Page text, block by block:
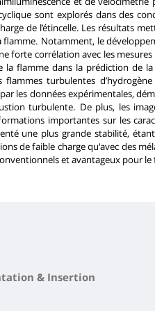
sont explorés dans des
de l’étincelle. Les résultats
Notamment, le
forte corrélation avec les
la flamme dans la prédiction de
turbulentes
les données expérimentales,
turbulente. De plus, les
importantes sur les
une plus grande stabilité,
de faible charge qu'avec des
et avantageux pour
& Insertion